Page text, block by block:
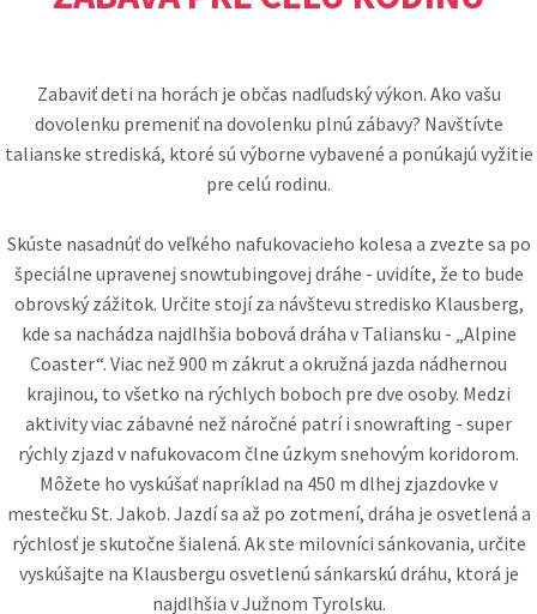
Zabaviť deti na horách je občas nadľudský výkon. Ako vašu
dovolenku premeniť na dovolenku plnú zábavy? Navštívte
talianske strediská, ktoré sú výborne vybavené a ponúkajú vyžitie
pre celú rodinu.
Skúste nasadnúť do veľkého nafukovacieho kolesa a zvezte sa po
špeciálne upravenej snowtubingovej dráhe - uvidíte, že to bude
obrovský zážitok. Určite stojí za návštevu stredisko Klausberg,
kde sa nachádza najdlhšia bobová dráha v Taliansku - „Alpine
Coaster“. Viac než 900 m zákrut a okružná jazda nádhernou
krajinou, to všetko na rýchlych boboch pre dve osoby. Medzi
aktivity viac zábavné než náročné patrí i snowrafting - super
rýchly zjazd v nafukovacom člne úzkym snehovým koridorom.
Môžete ho vyskúšať napríklad na 450 m dlhej zjazdovke v
mestečku St. Jakob. Jazdí sa až po zotmení, dráha je osvetlená a
rýchlosť je skutočne šialená. Ak ste milovníci sánkovania, určite
vyskúšajte na Klausbergu osvetlenú sánkarskú dráhu, ktorá je
najdlhšia v Južnom Tyrolsku.